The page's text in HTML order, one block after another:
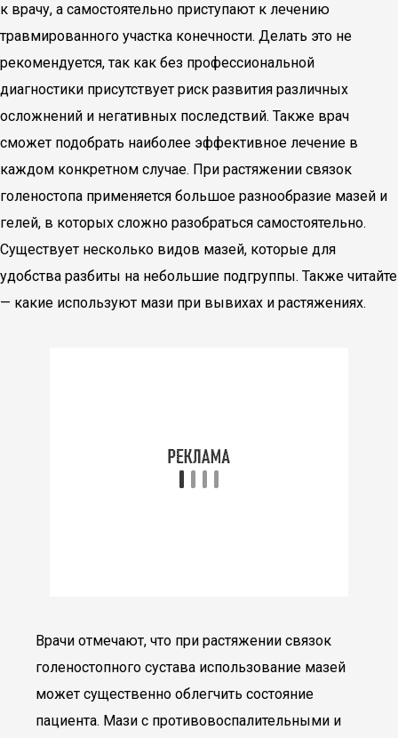
к врачу, а самостоятельно приступают к лечению
травмированного участка конечности. Делать это не
рекомендуется, так как без профессиональной
диагностики присутствует риск развития различных
осложнений и негативных последствий. Также врач
сможет подобрать наиболее эффективное лечение в
каждом конкретном случае. При растяжении связок
голеностопа применяется большое разнообразие мазей и
гелей, в которых сложно разобраться самостоятельно.
Существует несколько видов мазей, которые для
удобства разбиты на небольшие подгруппы. Также читайте
— какие используют мази при вывихах и растяжениях.
Врачи отмечают, что при растяжении связок
голеностопного сустава использование мазей
может существенно облегчить состояние
пациента. Мази с противовоспалительными и